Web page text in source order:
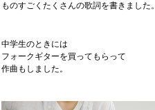
ものすごくたくさんの歌詞を書きました。
中学生のときには
フォークギターを買ってもらって
作曲もしました。